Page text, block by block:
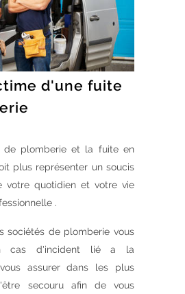
d'une fuite
de plomberie et la fuite en
plus représenter un soucis
votre quotidien et votre vie
.
sociétés de plomberie vous
cas d'incident lié a la
assurer dans les plus
secouru afin de vous